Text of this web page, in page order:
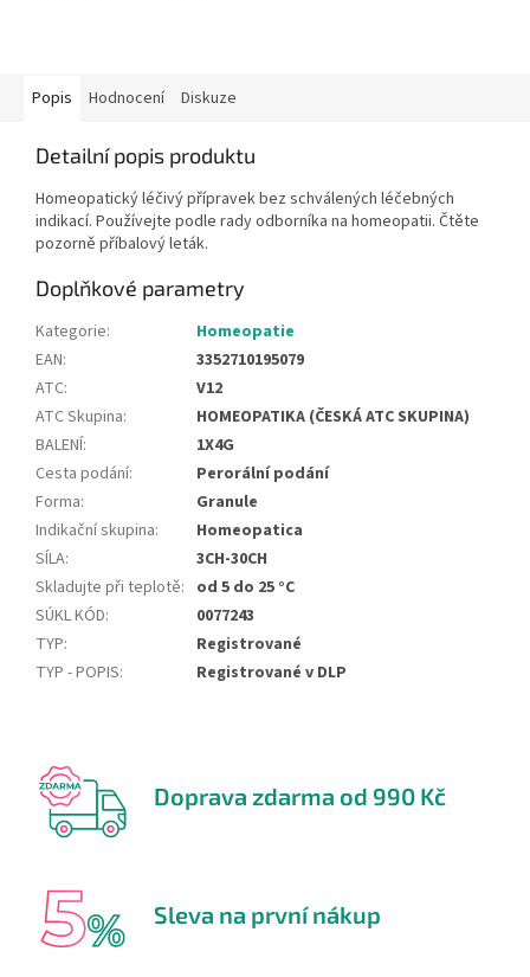
Popis Hodnocení Diskuze
Detailní popis produktu
Homeopatický léčivý přípravek bez schválených léčebných
indikací. Používejte podle rady odborníka na homeopatii. Čtěte
pozorně příbalový leták.
Doplňkové parametry
Kategorie:
Homeopatie
EAN:
3352710195079
ATC:
V12
ATC Skupina:
HOMEOPATIKA (ČESKÁ ATC SKUPINA)
BALENÍ:
1X4G
Cesta podání:
Perorální podání
Forma:
Granule
Indikační skupina:
Homeopatica
SÍLA:
3CH-30CH
Skladujte při teplotě: od 5 do 25 °C
SÚKL KÓD:
0077243
TYP:
Registrované
TYP - POPIS: Registrované v DLP
Doprava zdarma od 990 Kč
Sleva na první nákup